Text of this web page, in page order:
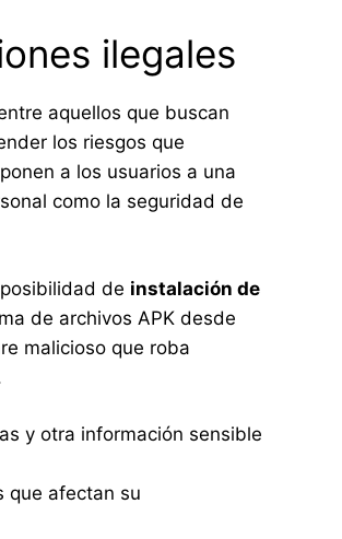
ilegales
aquellos que buscan
los riesgos que
a los usuarios a una
como la seguridad de
de instalación de
de archivos APK desde
malicioso que roba
y otra información sensible
que afectan su